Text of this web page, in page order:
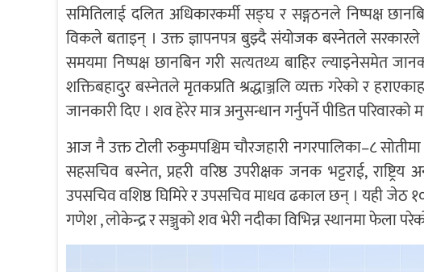
समितिलाई दलित अधिकारकर्मी सङ्घ र सङ्गठनले निष्पक्ष
विकले बताइन् । उक्त ज्ञापनपत्र बुझ्दै संयोजक बस्नेतले
समयमा निष्पक्ष छानबिन गरी सत्यतथ्य बाहिर ल्याइनेसमेत
शक्तिबहादुर बस्नेतले मृतकप्रति श्रद्धाञ्जलि व्यक्त गरेको र
जानकारी दिए । शव हेरेर मात्र अनुसन्धान गर्नुपर्ने पीडित
आज नै उक्त टोली रुकुमपश्चिम चौरजहारी नगरपालिका–८
सहसचिव बस्नेत, प्रहरी वरिष्ठ उपरीक्षक जनक भट्टराई,
उपसचिव वशिष्ठ घिमिरे र उपसचिव माधव ढकाल छन् । यही जेठ
गणेश , लोकेन्द्र र सञ्जुको शव भेरी नदीका विभिन्न स्थानमा फेला